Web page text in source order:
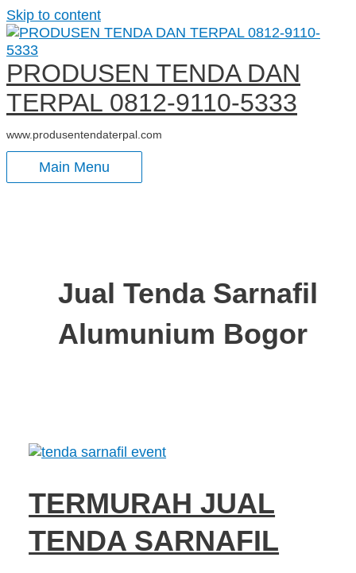
Skip to content
PRODUSEN TENDA DAN
TERPAL 0812-9110-5333
www.produsentendaterpal.com
Main Menu
Jual Tenda Sarnafil
Alumunium Bogor
TERMURAH JUAL
TENDA SARNAFIL